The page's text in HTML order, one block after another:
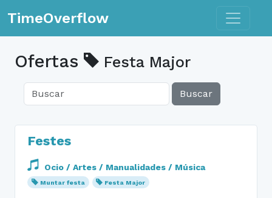
TimeOverflow Toggle
Ofertas Festa Major
Buscar
Festes
Ocio / Artes / Manualidades / Música
Muntar festa Festa Major